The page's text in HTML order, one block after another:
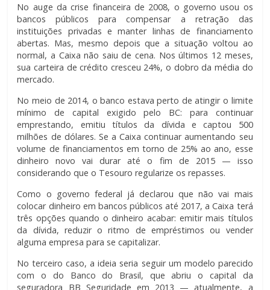
No auge da crise financeira de 2008, o governo usou os
bancos públicos para compensar a retração das
instituições privadas e manter linhas de financiamento
abertas. Mas, mesmo depois que a situação voltou ao
normal, a Caixa não saiu de cena. Nos últimos 12 meses,
sua carteira de crédito cresceu 24%, o dobro da média do
mercado.
No meio de 2014, o banco estava perto de atingir o limite
mínimo de capital exigido pelo BC: para continuar
emprestando, emitiu títulos da dívida e captou 500
milhões de dólares. Se a Caixa continuar aumentando seu
volume de financiamentos em torno de 25% ao ano, esse
dinheiro novo vai durar até o fim de 2015 — isso
considerando que o Tesouro regularize os repasses.
Como o governo federal já declarou que não vai mais
colocar dinheiro em bancos públicos até 2017, a Caixa terá
três opções quando o dinheiro acabar: emitir mais títulos
da dívida, reduzir o ritmo de empréstimos ou vender
alguma empresa para se capitalizar.
No terceiro caso, a ideia seria seguir um modelo parecido
com o do Banco do Brasil, que abriu o capital da
seguradora BB Seguridade em 2013 — atualmente, a